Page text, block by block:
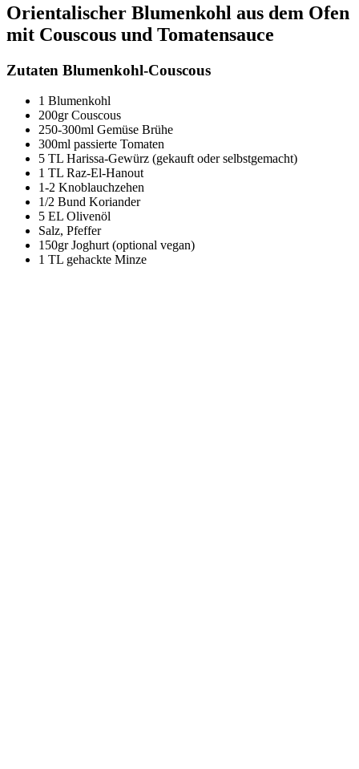
Orientalischer Blumenkohl aus dem Ofen
mit Couscous und Tomatensauce
Zutaten Blumenkohl-Couscous
1 Blumenkohl
200gr Couscous
250-300ml Gemüse Brühe
300ml passierte Tomaten
5 TL Harissa-Gewürz (gekauft oder selbstgemacht)
1 TL Raz-El-Hanout
1-2 Knoblauchzehen
1/2 Bund Koriander
5 EL Olivenöl
Salz, Pfeffer
150gr Joghurt (optional vegan)
1 TL gehackte Minze